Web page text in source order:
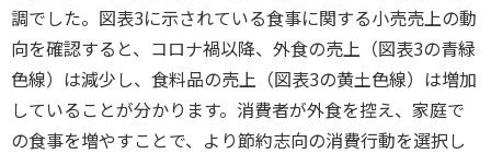
調でした。図表3に示されている食事に関する小売売上の動
向を確認すると、コロナ禍以降、外食の売上（図表3の青緑
色線）は減少し、食料品の売上（図表3の黄土色線）は増加
していることが分かります。消費者が外食を控え、家庭で
の食事を増やすことで、より節約志向の消費行動を選択し